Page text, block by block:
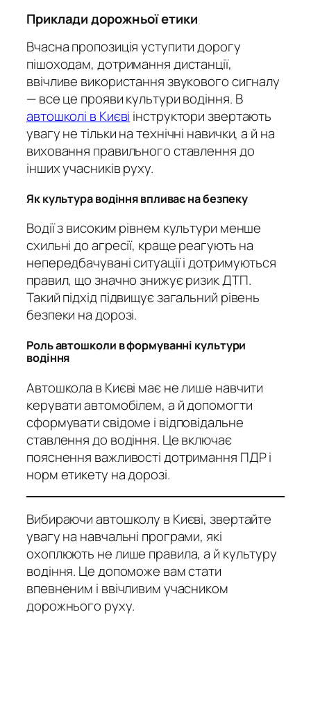
Приклади дорожньої етики
Вчасна пропозиція уступити дорогу
пішоходам, дотримання дистанції,
ввічливе використання звукового сигналу
— все це прояви культури водіння. В
автошколі в Києві інструктори звертають
увагу не тільки на технічні навички, а й на
виховання правильного ставлення до
інших учасників руху.
Як культура водіння впливає на безпеку
Водії з високим рівнем культури менше
схильні до агресії, краще реагують на
непередбачувані ситуації і дотримуються
правил, що значно знижує ризик ДТП.
Такий підхід підвищує загальний рівень
безпеки на дорозі.
Роль автошколи в формуванні культури
водіння
Автошкола в Києві має не лише навчити
керувати автомобілем, а й допомогти
сформувати свідоме і відповідальне
ставлення до водіння. Це включає
пояснення важливості дотримання ПДР і
норм етикету на дорозі.
Вибираючи автошколу в Києві, звертайте
увагу на навчальні програми, які
охоплюють не лише правила, а й культуру
водіння. Це допоможе вам стати
впевненим і ввічливим учасником
дорожнього руху.